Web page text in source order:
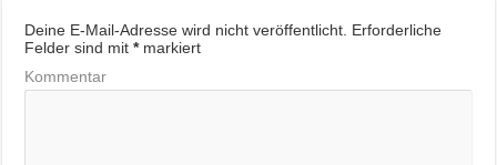
Deine E-Mail-Adresse wird nicht veröffentlicht. Erforderliche
Felder sind mit*markiert
Kommentar